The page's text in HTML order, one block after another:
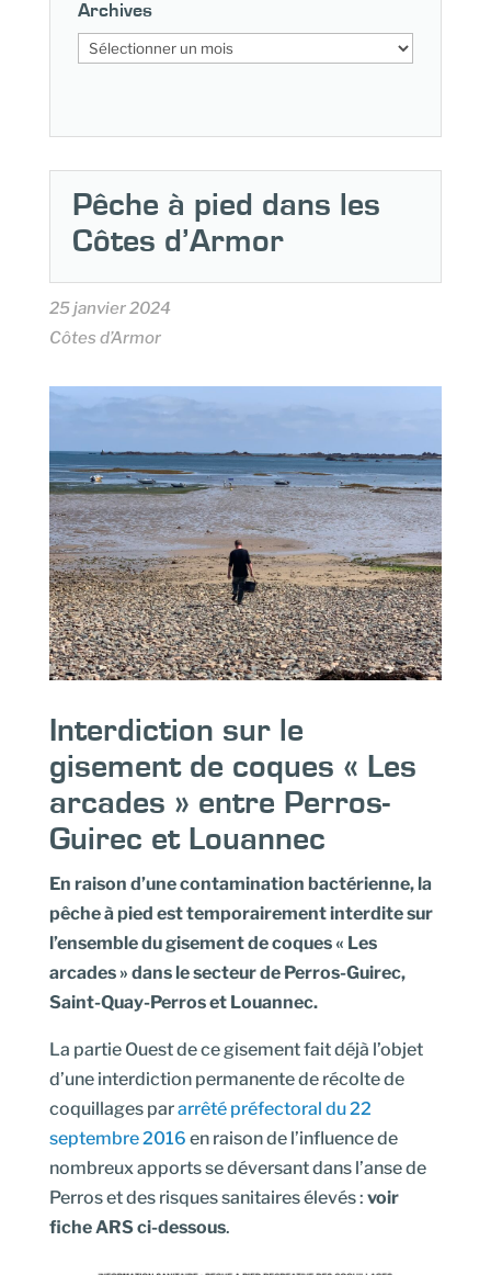
Archives
Archives
Pêche à pied dans les
Côtes d’Armor
25 janvier 2024
Côtes d’Armor
Interdiction sur le
gisement de coques « Les
arcades » entre Perros-
Guirec et Louannec
En raison d’une contamination bactérienne, la
pêche à pied est temporairement interdite sur
l’ensemble du gisement de coques « Les
arcades » dans le secteur de Perros-Guirec,
Saint-Quay-Perros et Louannec.
La partie Ouest de ce gisement fait déjà l’objet
d’une interdiction permanente de récolte de
coquillages pararrêté préfectoral du 22
septembre 2016 en raison de l’influence de
nombreux apports se déversant dans l’anse de
Perros et des risques sanitaires élevés : voir
fiche ARS ci-dessous.